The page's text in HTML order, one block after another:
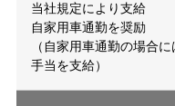
当社規定により支給
自家用車通勤を奨励
（自家用車通勤の場合
手当を支給）